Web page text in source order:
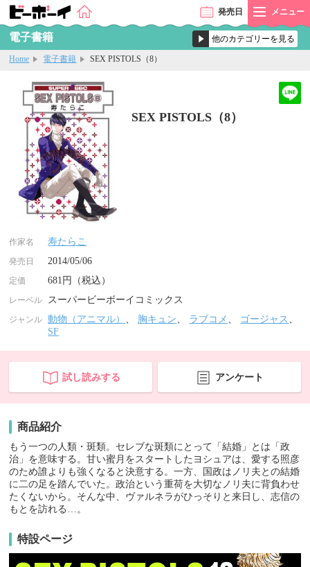
発売日 メニュー
電子書籍
Home 電子書籍 SEX PISTOLS（8）
SEX PISTOLS（8）
作家名 寿たらこ
発売日 2014/05/06
定価 681円（税込）
レーベル スーパービーボーイコミックス
ジャンル 動物（アニマル） 、 胸キュン、 ラブコメ 、 ゴージャス 、
SF
試し読みする アンケート
商品紹介
もう一つの人類・斑類。セレブな斑類にとって「結婚」とは「政
治」を意味する。甘い蜜月をスタートしたヨシュアは、愛する照彦
のため誰よりも強くなると決意する。一方、国政はノリ夫との結婚
に二の足を踏んでいた。政治という重荷を大切なノリ夫に背負わせ
たくないから。そんな中、ヴァルネラがひっそりと来日し、志信の
もとを訪れる…。
特設ページ